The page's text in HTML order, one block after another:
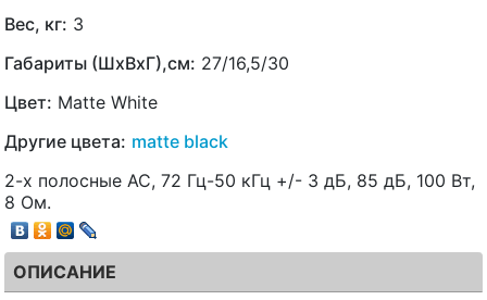
Вес, кг: 3
Габариты (ШхВхГ),см: 27/16,5/30
Цвет: Matte White
Другие цвета: matte black
2-х полосные АС, 72 Гц-50 кГц +/- 3 дБ, 85 дБ, 100 Вт,
8 Ом.
ОПИСАНИЕ